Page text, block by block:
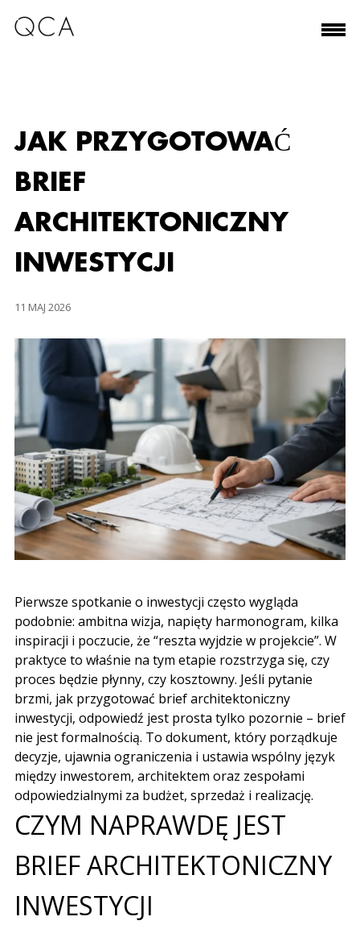
JAK PRZYGOTOWAĆ
BRIEF
ARCHITEKTONICZNY
INWESTYCJI
11 MAJ 2026
Pierwsze spotkanie o inwestycji często wygląda
podobnie: ambitna wizja, napięty harmonogram, kilka
inspiracji i poczucie, że “reszta wyjdzie w projekcie”. W
praktyce to właśnie na tym etapie rozstrzyga się, czy
proces będzie płynny, czy kosztowny. Jeśli pytanie
brzmi, jak przygotować brief architektoniczny
inwestycji, odpowiedź jest prosta tylko pozornie – brief
nie jest formalnością. To dokument, który porządkuje
decyzje, ujawnia ograniczenia i ustawia wspólny język
między inwestorem, architektem oraz zespołami
odpowiedzialnymi za budżet, sprzedaż i realizację.
CZYM NAPRAWDĘ JEST
BRIEF ARCHITEKTONICZNY
INWESTYCJI